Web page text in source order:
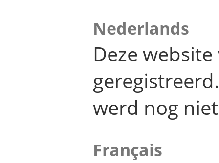
Nederlands
Deze
werd nog
Français